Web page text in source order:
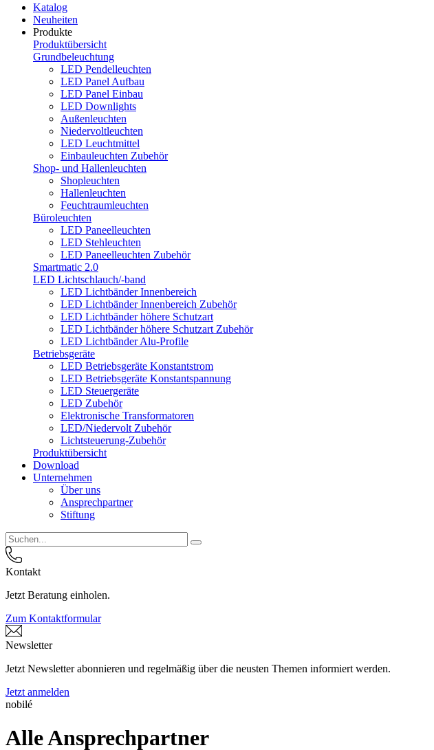
Katalog
Neuheiten
Produkte
Produktübersicht
Grundbeleuchtung
LED Pendelleuchten
LED Panel Aufbau
LED Panel Einbau
LED Downlights
Außenleuchten
Niedervoltleuchten
LED Leuchtmittel
Einbauleuchten Zubehör
Shop- und Hallenleuchten
Shopleuchten
Hallenleuchten
Feuchtraumleuchten
Büroleuchten
LED Paneelleuchten
LED Stehleuchten
LED Paneelleuchten Zubehör
Smartmatic 2.0
LED Lichtschlauch/-band
LED Lichtbänder Innenbereich
LED Lichtbänder Innenbereich Zubehör
LED Lichtbänder höhere Schutzart
LED Lichtbänder höhere Schutzart Zubehör
LED Lichtbänder Alu-Profile
Betriebsgeräte
LED Betriebsgeräte Konstantstrom
LED Betriebsgeräte Konstantspannung
LED Steuergeräte
LED Zubehör
Elektronische Transformatoren
LED/Niedervolt Zubehör
Lichtsteuerung-Zubehör
Produktübersicht
Download
Unternehmen
Über uns
Ansprechpartner
Stiftung
Kontakt
Jetzt Beratung einholen.
Zum Kontaktformular
Newsletter
Jetzt Newsletter abonnieren und regelmäßig über die neusten Themen informiert werden.
Jetzt anmelden
nobilé
Alle Ansprechpartner